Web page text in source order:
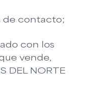
de contacto;
con los
vende,
DEL NORTE